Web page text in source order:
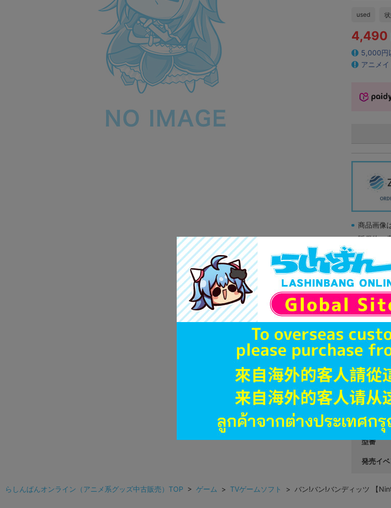
used
4,490
5,000円
アニメイ
商品画像
販促物、
商品名や
「電池」
ゲーム機
ディスク
す。
※詳細につ
JANコ
商品カ
発売日
ハード
型番
発売イベ
らしんばんオンライン（アニメ系グッズ中古販売）TOP > ゲーム > TVゲームソフト > バン!バン!バンディッツ 【